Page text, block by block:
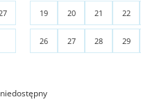
27 19 20 21 22
26 27 28 29
niedostępny